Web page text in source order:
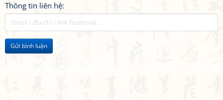
Thông tin liên hệ:
Gửi bình luận